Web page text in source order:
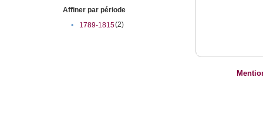
Affiner par période
•
1789-1815(2)